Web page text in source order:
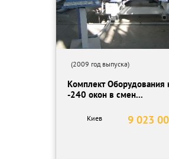
(2009 год выпуска)
Комплект Оборудования
-240 окон в смен...
9 023
Киев